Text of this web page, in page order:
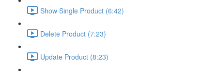
Show Single Product (6:42)
Delete Product (7:23)
Update Product (8:23)